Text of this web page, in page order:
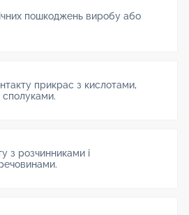
пошкоджень виробу або
прикрас з кислотами,
сполуками.
з розчинниками і